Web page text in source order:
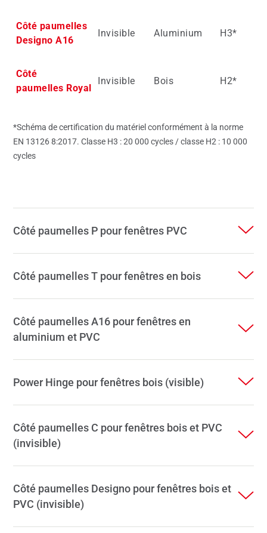
Côté paumelles
Designo A16
Invisible Aluminium H3*
Côté
paumelles Royal
Invisible Bois H2*
*Schéma de certification du matériel conformément à la norme
EN 13126 8:2017. Classe H3 : 20 000 cycles / classe H2 : 10 000
cycles
Côté paumelles P pour fenêtres PVC
Côté paumelles T pour fenêtres en bois
Côté paumelles A16 pour fenêtres en
aluminium et PVC
Power Hinge pour fenêtres bois (visible)
Côté paumelles C pour fenêtres bois et PVC
(invisible)
Côté paumelles Designo pour fenêtres bois et
PVC (invisible)